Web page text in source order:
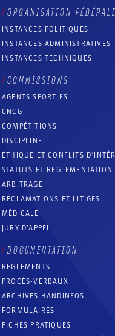
ORGANISATION
INSTANCES POLITIQUES
INSTANCES ADMINISTRATIVES
INSTANCES TECHNIQUES
COMMISSIONS
AGENTS SPORTIFS
CNCG
COMPÉTITIONS
DISCIPLINE
ÉTHIQUE ET CONFLITS
STATUTS ET RÉGLEMENTATION
ARBITRAGE
RÉCLAMATIONS ET LITIGES
MÉDICALE
JURY D’APPEL
DOCUMENTATION
RÈGLEMENTS
PROCÈS-VERBAUX
ARCHIVES HANDINFOS
FORMULAIRES
FICHES PRATIQUES